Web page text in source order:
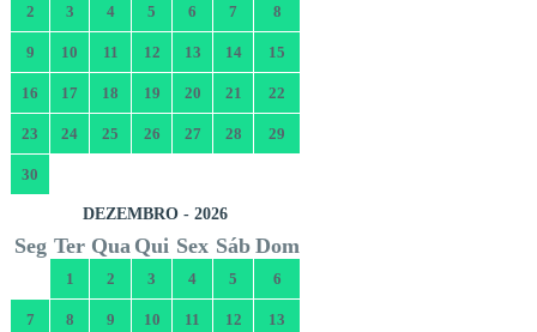
2 3 4 5 6 7 8
9 10 11 12 13 14 15
16 17 18 19 20 21 22
23 24 25 26 27 28 29
30
DEZEMBRO - 2026
Seg Ter Qua Qui Sex Sáb Dom
1 2 3 4 5 6
7 8 9 10 11 12 13